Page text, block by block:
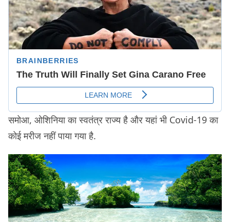
समोआ, ओशिनिया का स्वतंत्र राज्य है और यहां भी Covid-19 का
कोई मरीज नहीं पाया गया है.